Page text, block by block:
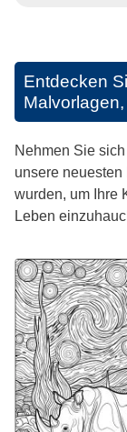
Entdecken
Nehmen Sie
unsere
wurden, um Ihre
Leben